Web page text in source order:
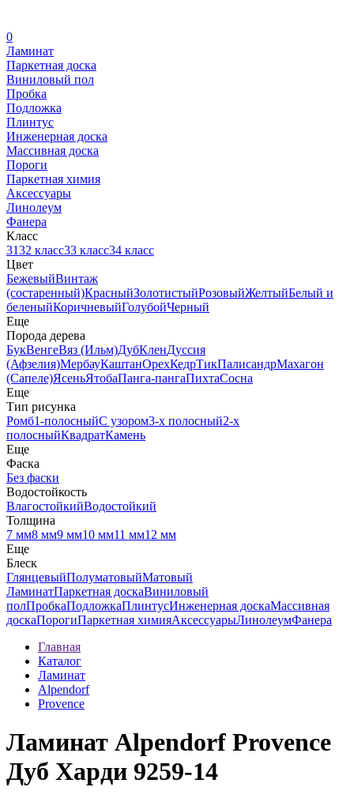
0
Ламинат
Паркетная доска
Виниловый пол
Пробка
Подложка
Плинтус
Инженерная доска
Массивная доска
Пороги
Паркетная химия
Аксессуары
Линолеум
Фанера
Класс
3132 класс33 класс34 класс
Цвет
БежевыйВинтаж
(состаренный)КрасныйЗолотистыйРозовыйЖелтыйБелый и
беленыйКоричневыйГолубойЧерный
Еще
Порода дерева
БукВенгеВяз (Ильм)ДубКленДуссия
(Афзелия)МербауКаштанОрехКедрТикПалисандрМахагон
(Сапеле)ЯсеньЯтобаПанга-пангаПихтаСосна
Еще
Тип рисунка
Ромб1-полосныйС узором3-х полосный2-х
полосныйКвадратКамень
Еще
Фаска
Без фаски
Водостойкость
ВлагостойкийВодостойкий
Толщина
7 мм8 мм9 мм10 мм11 мм12 мм
Еще
Блеск
ГлянцевыйПолуматовыйМатовый
ЛаминатПаркетная доскаВиниловый
полПробкаПодложкаПлинтусИнженерная доскаМассивная
доскаПорогиПаркетная химияАксессуарыЛинолеумФанера
Главная
Каталог
Ламинат
Alpendorf
Provence
Ламинат Alpendorf Provence
Дуб Харди 9259-14